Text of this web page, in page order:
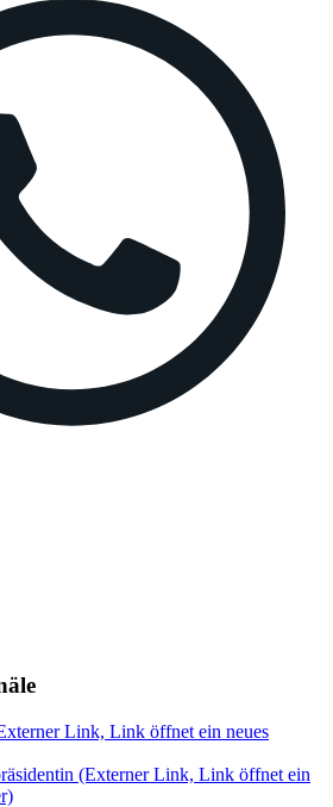
Link, Link öffnet ein neues
(Externer Link, Link öffnet ein